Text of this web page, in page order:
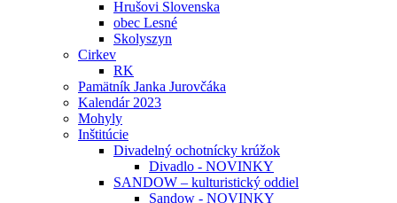
Hrušovi Slovenska
obec Lesné
Skolyszyn
Cirkev
RK
Pamätník Janka Jurovčáka
Kalendár 2023
Mohyly
Inštitúcie
Divadelný ochotnícky krúžok
Divadlo - NOVINKY
SANDOW – kulturistický oddiel
Sandow - NOVINKY